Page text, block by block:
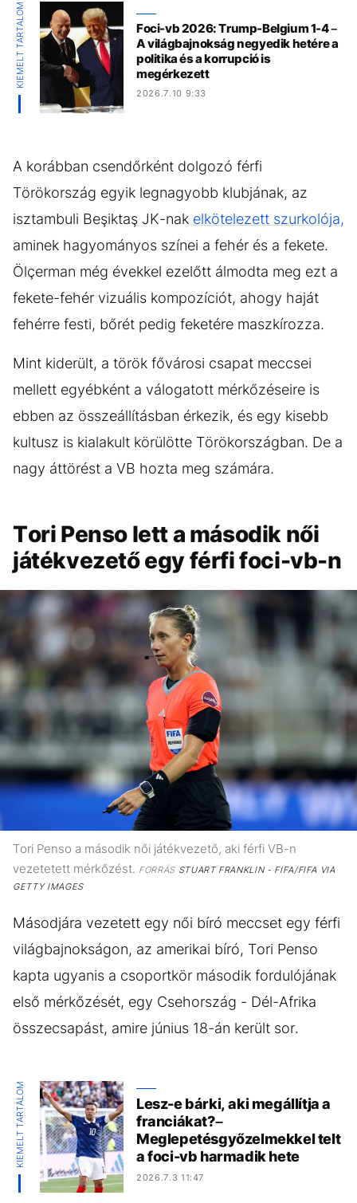
KIEMELT TARTALOM
Foci-vb 2026: Trump-Belgium 1-4 –
A világbajnokság negyedik hetére a
politika és a korrupció is
megérkezett
2026.7.10 9:33
A korábban csendőrként dolgozó férfi
Törökország egyik legnagyobb klubjának, az
isztambuli Beşiktaş JK-nak elkötelezett szurkolója,
aminek hagyományos színei a fehér és a fekete.
Ölçerman még évekkel ezelőtt álmodta meg ezt a
fekete-fehér vizuális kompozíciót, ahogy haját
fehérre festi, bőrét pedig feketére maszkírozza.
Mint kiderült, a török fővárosi csapat meccsei
mellett egyébként a válogatott mérkőzéseire is
ebben az összeállításban érkezik, és egy kisebb
kultusz is kialakult körülötte Törökországban. De a
nagy áttörést a VB hozta meg számára.
Tori Penso lett a második női
játékvezető egy férfi foci-vb-n
Tori Penso a második női játékvezető, aki férfi VB-n
vezetetett mérkőzést. FORRÁSSTUART FRANKLIN - FIFA/FIFA VIA
GETTY IMAGES
Másodjára vezetett egy női bíró meccset egy férfi
világbajnokságon, az amerikai bíró, Tori Penso
kapta ugyanis a csoportkör második fordulójának
első mérkőzését, egy Csehország - Dél-Afrika
összecsapást, amire június 18-án került sor.
KIEMELT TARTALOM
Lesz-e bárki, aki megállítja a
franciákat?–
Meglepetésgyőzelmekkel telt
a foci-vb harmadik hete
2026.7.3 11:47